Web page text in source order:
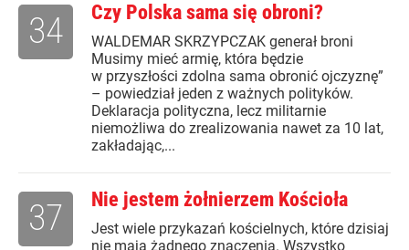
Czy Polska sama się obroni?
WALDEMAR SKRZYPCZAK generał broni
Musimy mieć armię, która będzie
w przyszłości zdolna sama obronić ojczyznę”
– powiedział jeden z ważnych polityków.
Deklaracja polityczna, lecz militarnie
niemożliwa do zrealizowania nawet za 10 lat,
zakładając,...
34
Nie jestem żołnierzem Kościoła
Jest wiele przykazań kościelnych, które dzisiaj
nie mają żadnego znaczenia. Wszystko
37